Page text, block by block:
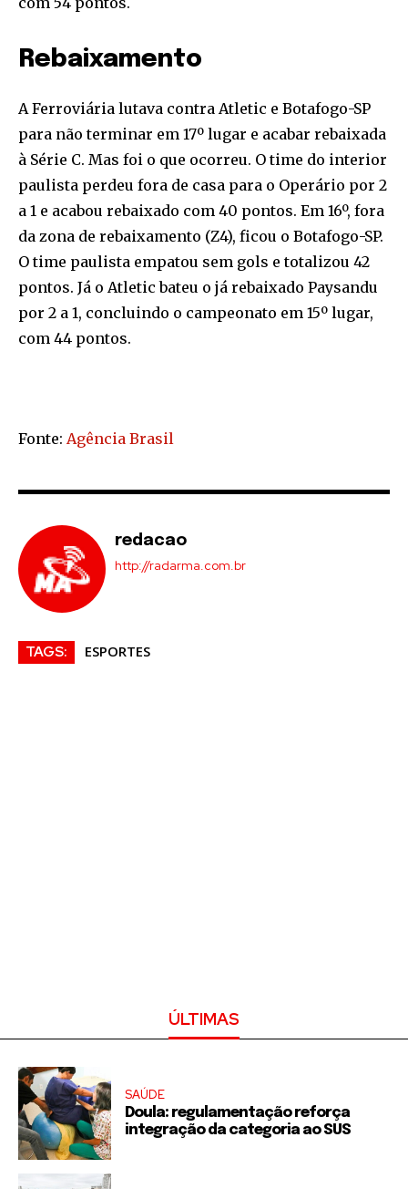
Rebaixamento
A Ferroviária lutava contra Atletic e Botafogo-SP
para não terminar em 17º lugar e acabar rebaixada
à Série C. Mas foi o que ocorreu. O time do interior
paulista perdeu fora de casa para o Operário por 2
a 1 e acabou rebaixado com 40 pontos. Em 16º, fora
da zona de rebaixamento (Z4), ficou o Botafogo-SP.
O time paulista empatou sem gols e totalizou 42
pontos. Já o Atletic bateu o já rebaixado Paysandu
por 2 a 1, concluindo o campeonato em 15º lugar,
com 44 pontos.
Fonte: Agência Brasil
redacao
http://radarma.com.br
TAGS: ESPORTES
ÚLTIMAS
SAÚDE
Doula: regulamentação reforça
integração da categoria ao SUS